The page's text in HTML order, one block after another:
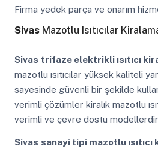
Firma yedek parça ve onarım
SivasMazotlu Isıtıcılar
Sivas trifaze elektrikli ısıtıcı
mazotlu ısıtıcılar yüksek kaliteli
sayesinde güvenli bir şekilde
verimli çözümler kiralık mazotlu
verimli ve çevre dostu
Sivas sanayi tipi mazotlu ısıtıcı